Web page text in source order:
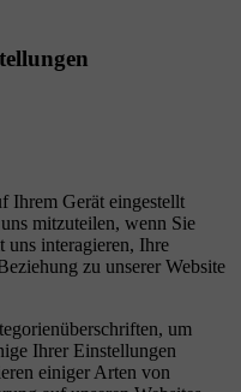
Ihrem Gerät eingestellt
mitzuteilen, wenn Sie
uns interagieren, Ihre
zu unserer Website
um
Ihrer Einstellungen
einiger Arten von